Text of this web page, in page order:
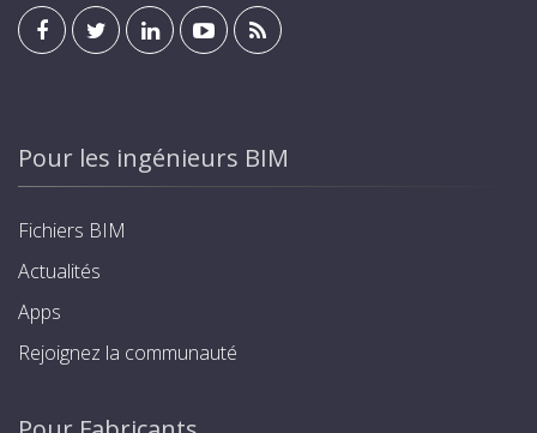
Pour les ingénieurs BIM
Fichiers BIM
Actualités
Apps
Rejoignez la communauté